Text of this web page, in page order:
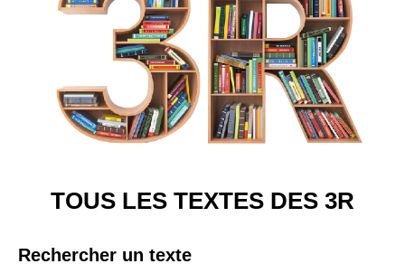
TOUS LES TEXTES DES 3R
Rechercher un texte